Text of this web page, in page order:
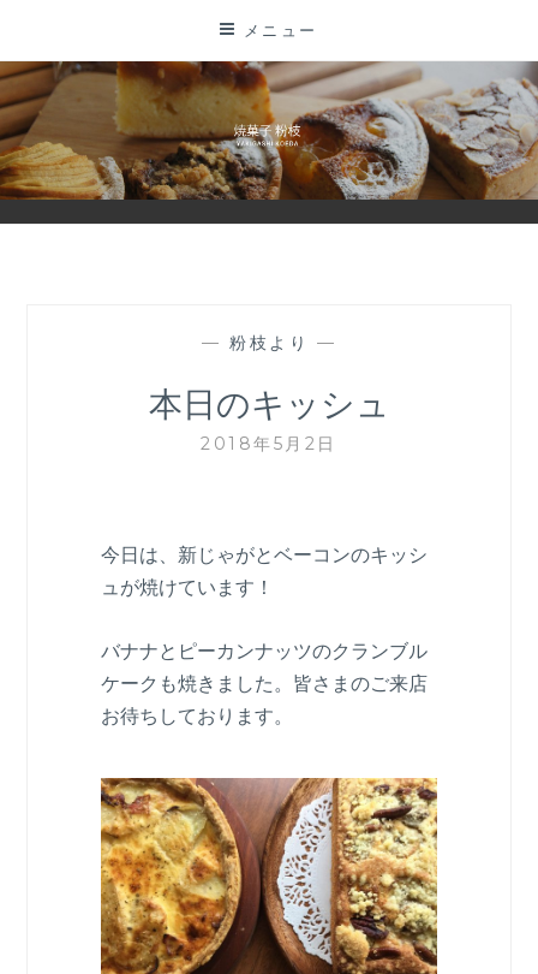
テ
ン
ツ
に
メニュー
— 粉枝より —
本日のキッシュ
2018年5月2日
今日は、新じゃがとベーコンのキッシ
ュが焼けています！
バナナとピーカンナッツのクランブル
ケークも焼きました。皆さまのご来店
お待ちしております。